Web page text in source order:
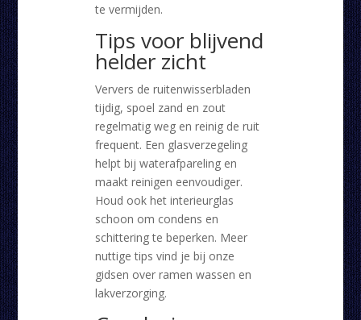
te vermijden.
Tips voor blijvend
helder zicht
Ververs de ruitenwisserbladen
tijdig, spoel zand en zout
regelmatig weg en reinig de ruit
frequent. Een glasverzegeling
helpt bij waterafpareling en
maakt reinigen eenvoudiger.
Houd ook het interieurglas
schoon om condens en
schittering te beperken. Meer
nuttige tips vind je bij onze
gidsen over ramen wassen en
lakverzorging.